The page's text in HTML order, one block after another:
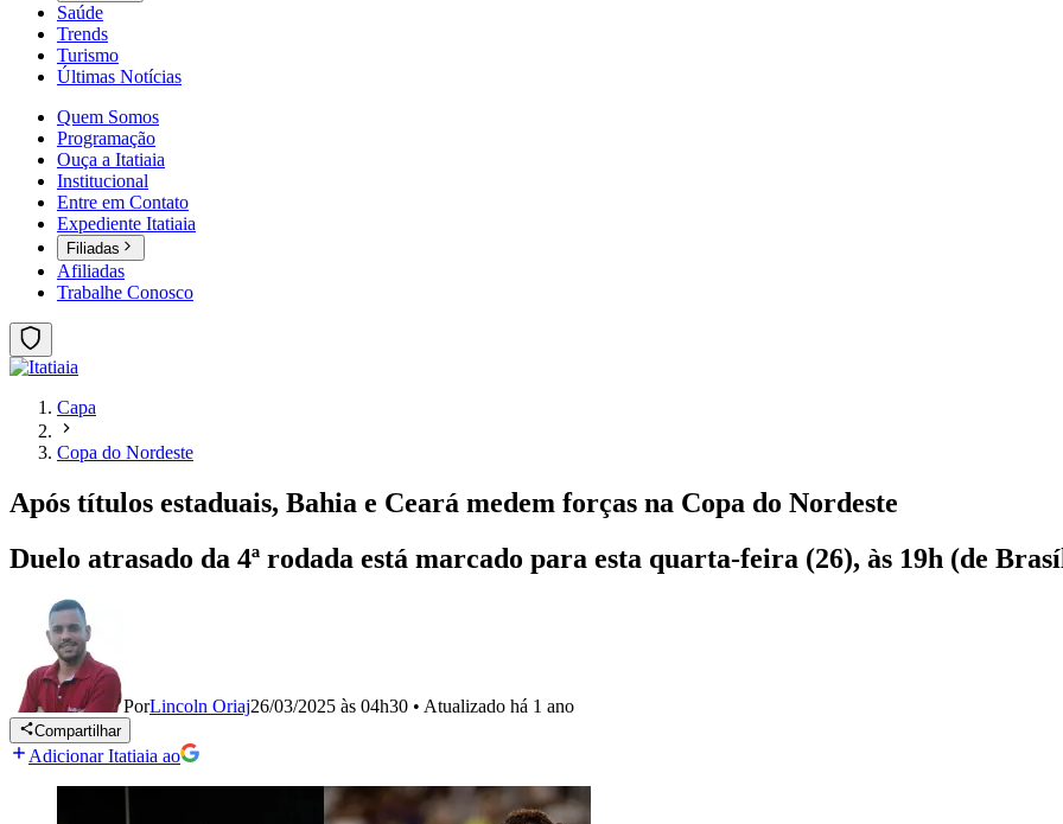
Saúde
Trends
Turismo
Últimas Notícias
Quem Somos
Programação
Ouça a Itatiaia
Institucional
Entre em Contato
Expediente Itatiaia
Filiadas
Afiliadas
Trabalhe Conosco
Capa
Copa do Nordeste
Após títulos estaduais, Bahia e Ceará medem forças na Copa do Nordeste
Duelo atrasado da 4ª rodada está marcado para esta quarta-feira (26), às 19h (de
PorLincoln Oriaj26/03/2025 às 04h30 • Atualizado há 1 ano
Compartilhar
Adicionar Itatiaia ao